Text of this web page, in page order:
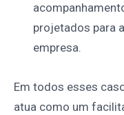
projetados para
empresa.
Em todos esses
atua como um